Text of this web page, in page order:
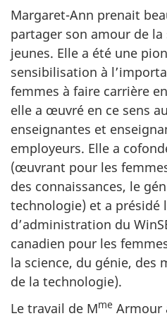
Margaret-Ann prenait
partager son amour de la
jeunes. Elle a été une
sensibilisation à
femmes à faire carrière
elle a œuvré en ce sens
enseignantes et
employeurs. Elle a
(œuvrant pour les
des connaissances, le
technologie) et a présidé
d’administration du
canadien pour les
la science, du génie, des
de la technologie).
Le travail de Mme Armour